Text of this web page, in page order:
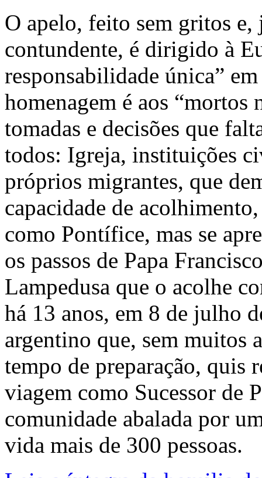
O apelo, feito sem gritos e,
contundente, é dirigido à
responsabilidade única”
homenagem é aos “mortos
tomadas e decisões que
todos: Igreja, instituições
próprios migrantes, que
capacidade de
como Pontífice, mas se
os passos de Papa
Lampedusa que o acolhe
há 13 anos, em 8 de julho
argentino que, sem muitos
tempo de preparação, quis
viagem como Sucessor de
comunidade abalada por
vida mais de 300 pessoas.